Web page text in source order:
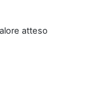
atteso